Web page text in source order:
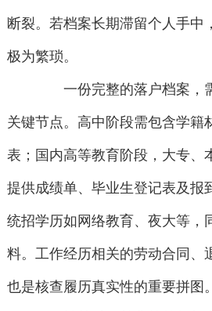
断裂。若档案长期滞留个人手中
极为繁琐。
一份完整的落户档案，
关键节点。高中阶段需包含学籍
表；国内高等教育阶段，大专、
提供成绩单、毕业生登记表及报
统招学历如网络教育、夜大等，
料。工作经历相关的劳动合同、
也是核查履历真实性的重要拼图。